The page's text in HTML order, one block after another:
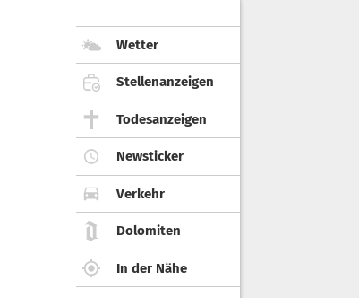
Wetter
Stellenanzeigen
Todesanzeigen
Newsticker
Verkehr
Dolomiten
In der Nähe